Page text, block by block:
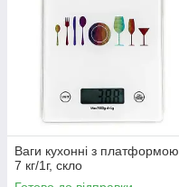
Ваги кухонні з платформою,
7 кг/1г, скло